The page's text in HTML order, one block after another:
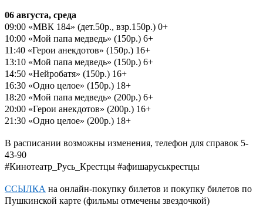
06 августа, среда
09:00 «МВК 184» (дет.50р., взр.150р.) 0+
10:00 «Мой папа медведь» (150р.) 6+
11:40 «Герои анекдотов» (150р.) 16+
13:10 «Мой папа медведь» (150р.) 6+
14:50 «Нейробатя» (150р.) 16+
16:30 «Одно целое» (150р.) 18+
18:20 «Мой папа медведь» (200р.) 6+
20:00 «Герои анекдотов» (200р.) 16+
21:30 «Одно целое» (200р.) 18+
В расписании возможны изменения, телефон для справок 5-
43-90
#Кинотеатр_Русь_Крестцы #афишаруськрестцы
ССЫЛКА на онлайн-покупку билетов и покупку билетов по
Пушкинской карте (фильмы отмечены звездочкой)